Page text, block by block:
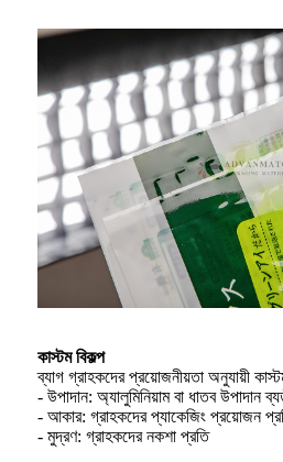
কাস্টম বিকল্প
ব্যাগ গ্রাহকদের প্রয়োজনীয়তা অনুযায়ী
- উপাদান: অ্যালুমিনিয়াম বা ধাতব উপাদান
- আকার: গ্রাহকদের প্যাকেজিং প্রয়োজন
- মুদ্রণ: গ্রাহকদের নকশা প্রতি